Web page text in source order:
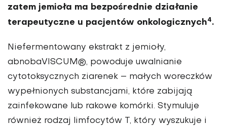
zatem jemioła ma bezpośrednie działanie
terapeutyczne u pacjentów onkologicznych4.
Niefermentowany ekstrakt z jemioły,
abnobaVISCUM®, powoduje uwalnianie
cytotoksycznych ziarenek – małych woreczków
wypełnionych substancjami, które zabijają
zainfekowane lub rakowe komórki. Stymuluje
również rodzaj limfocytów T, który wyszukuje i